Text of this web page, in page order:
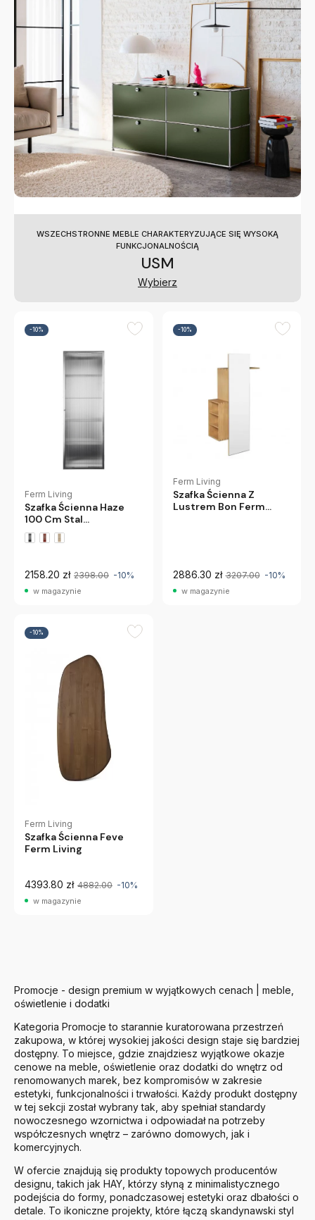
WSZECHSTRONNE MEBLE CHARAKTERYZUJĄCE SIĘ WYSOKĄ
FUNKCJONALNOŚCIĄ
USM
Wybierz
-10%
Ferm Living
Szafka Ścienna Haze
100 Cm Stal
Nierdzewna Ferm
Living
2158.20 zł 2398.00 -10%
w magazynie
-10%
Ferm Living
Szafka Ścienna Z
Lustrem Bon Ferm
2886.30 zł 3207.00 -10%
w magazynie
-10%
Ferm Living
Szafka Ścienna Feve
Ferm Living
4393.80 zł 4882.00 -10%
w magazynie
Promocje - design premium w wyjątkowych cenach | meble,
oświetlenie i dodatki
Kategoria Promocje to starannie kuratorowana przestrzeń
zakupowa, w której wysokiej jakości design staje się bardziej
dostępny. To miejsce, gdzie znajdziesz wyjątkowe okazje
cenowe na meble, oświetlenie oraz dodatki do wnętrz od
renomowanych marek, bez kompromisów w zakresie
estetyki, funkcjonalności i trwałości. Każdy produkt dostępny
w tej sekcji został wybrany tak, aby spełniał standardy
nowoczesnego wzornictwa i odpowiadał na potrzeby
współczesnych wnętrz – zarówno domowych, jak i
komercyjnych.
W ofercie znajdują się produkty topowych producentów
designu, takich jak HAY , którzy słyną z minimalistycznego
podejścia do formy, ponadczasowej estetyki oraz dbałości o
detale. To ikoniczne projekty, które łączą skandynawski styl